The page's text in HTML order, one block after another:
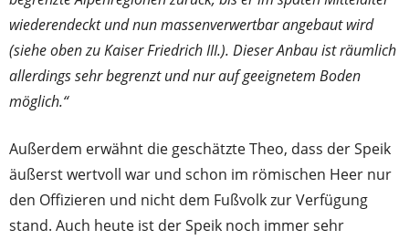
wiederendeckt und nun massenverwertbar angebaut wird
(siehe oben zu Kaiser Friedrich III.). Dieser Anbau ist räumlich
allerdings sehr begrenzt und nur auf geeignetem Boden
möglich.“
Außerdem erwähnt die geschätzte Theo, dass der Speik
äußerst wertvoll war und schon im römischen Heer nur
den Offizieren und nicht dem Fußvolk zur Verfügung
stand. Auch heute ist der Speik noch immer sehr